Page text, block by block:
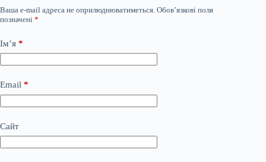
Ваша e-mail адреса не оприлюднюватиметься. Обов’язкові поля
позначені *
Ім’я *
Email *
Сайт